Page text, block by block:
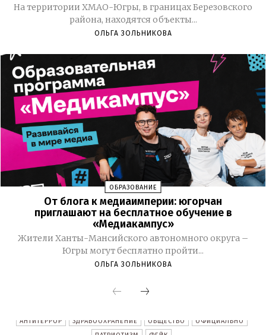
На территории ХМАО-Югры, в границах Березовского
района, находятся объекты...
ОЛЬГА ЗОЛЬНИКОВА
ОБРАЗОВАНИЕ
От блога к медиаимперии: югорчан
приглашают на бесплатное обучение в
«Медиакампус»
Жители Ханты-Мансийского автономного округа –
Югры могут бесплатно пройти...
ОЛЬГА ЗОЛЬНИКОВА